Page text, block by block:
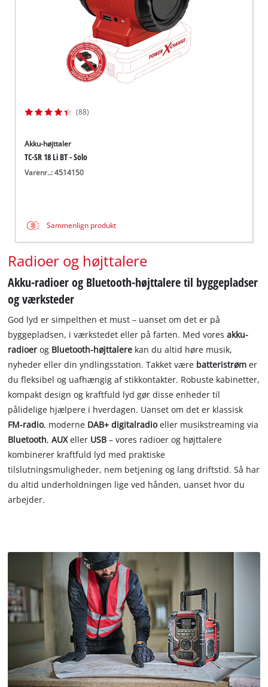
(88)
Akku-højttaler
TC-SR 18 Li BT - Solo
Varenr..: 4514150
Sammenlign produkt
Radioer og højttalere
Akku-radioer og Bluetooth-højttalere til byggepladser
og værksteder
God lyd er simpelthen et must – uanset om det er på
byggepladsen, i værkstedet eller på farten. Med voresakku-
radioer og Bluetooth-højttalere kan du altid høre musik,
nyheder eller din yndlingsstation. Takket være batteristrømer
du fleksibel og uafhængig af stikkontakter. Robuste kabinetter,
kompakt design og kraftfuld lyd gør disse enheder til
pålidelige hjælpere i hverdagen. Uanset om det er klassisk
FM-radio, moderne DAB+ digitalradioeller musikstreaming via
Bluetooth,AUXeller USB– vores radioer og højttalere
kombinerer kraftfuld lyd med praktiske
tilslutningsmuligheder, nem betjening og lang driftstid. Så har
du altid underholdningen lige ved hånden, uanset hvor du
arbejder.